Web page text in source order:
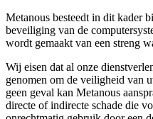
Metanous besteedt in dit kader
beveiliging van de
wordt gemaakt van een streng
Wij eisen dat al onze
genomen om de veiligheid van
geen geval kan Metanous
directe of indirecte schade die